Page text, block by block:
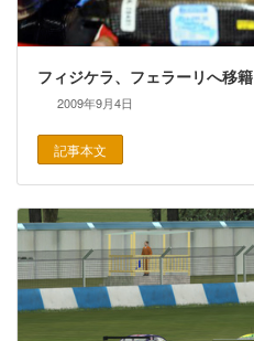
フィジケラ、フェラーリへ移籍
2009年9月4日
記事本文